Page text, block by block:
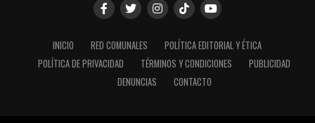
INICIO RED COMUNALES
POLÍTICA EDITORIAL Y ÉTICA
POLÍTICA DE PRIVACIDAD
TÉRMINOS Y CONDICIONES
PUBLICIDAD
DENUNCIAS
CONTACTO